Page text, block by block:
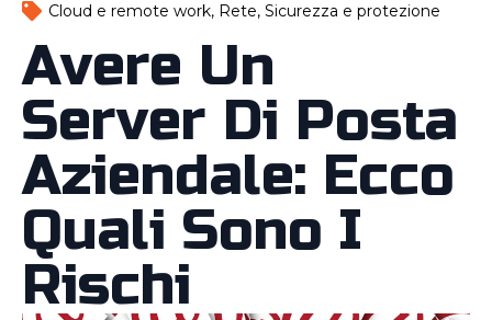
Cloud e remote work Rete Sicurezza e protezione
Avere Un
Server Di Posta
Aziendale: Ecco
Quali Sono I
Rischi